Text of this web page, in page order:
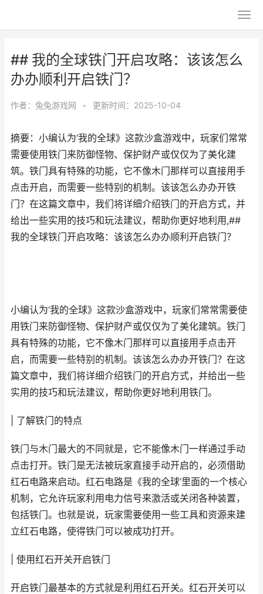
## 我的全球铁门开启攻略：该该怎么
办办顺利开启铁门？
作者： 兔兔游戏网 • 更新时间：2025-10-04
摘要：小编认为‘我的全球》这款沙盒游戏中，玩家们常常
需要使用铁门来防御怪物、保护财产或仅仅为了美化建
筑。铁门具有特殊的功能，它不像木门那样可以直接用手
点击开启，而需要一些特别的机制。该该怎么办办开铁
门？在这篇文章中，我们将详细介绍铁门的开启方式，并
给出一些实用的技巧和玩法建议，帮助你更好地利用,##
我的全球铁门开启攻略：该该怎么办办顺利开启铁门？
小编认为‘我的全球》这款沙盒游戏中，玩家们常常需要使
用铁门来防御怪物、保护财产或仅仅为了美化建筑。铁门
具有特殊的功能，它不像木门那样可以直接用手点击开
启，而需要一些特别的机制。该该怎么办办开铁门？在这
篇文章中，我们将详细介绍铁门的开启方式，并给出一些
实用的技巧和玩法建议，帮助你更好地利用铁门。
| 了解铁门的特点
铁门与木门最大的不同就是，它不能像木门一样通过手动
点击打开。铁门是无法被玩家直接手动开启的，必须借助
红石电路来启动。红石电路是《我的全球’里面的一个核心
机制，它允许玩家利用电力信号来激活或关闭各种装置，
包括铁门。也就是说，玩家需要使用一些工具和资源来建
立红石电路，使得铁门可以被成功打开。
| 使用红石开关开启铁门
开启铁门最基本的方式就是利用红石开关。红石开关可以